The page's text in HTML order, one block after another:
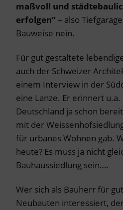
maßvoll und
erfolgen“ – also
Bauweise nein.
Für gut gestaltete
auch der Schweizer
einem Interview in der
eine Lanze. Er erinnert u.a.
Deutschland ja schon
mit der
für urbanes Wohnen gab.
heute? Es muss ja nicht
Bauhaussiedlung sein….
Wer sich als Bauherr für
Neubauten interessiert,